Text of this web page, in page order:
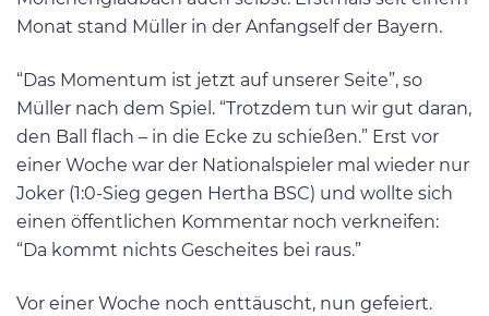
Monat stand Müller in der Anfangself der Bayern.
“Das Momentum ist jetzt auf unserer Seite”, so
Müller nach dem Spiel. “Trotzdem tun wir gut daran,
den Ball flach – in die Ecke zu schießen.” Erst vor
einer Woche war der Nationalspieler mal wieder nur
Joker (1:0-Sieg gegen Hertha BSC) und wollte sich
einen öffentlichen Kommentar noch verkneifen:
“Da kommt nichts Gescheites bei raus.”
Vor einer Woche noch enttäuscht, nun gefeiert.